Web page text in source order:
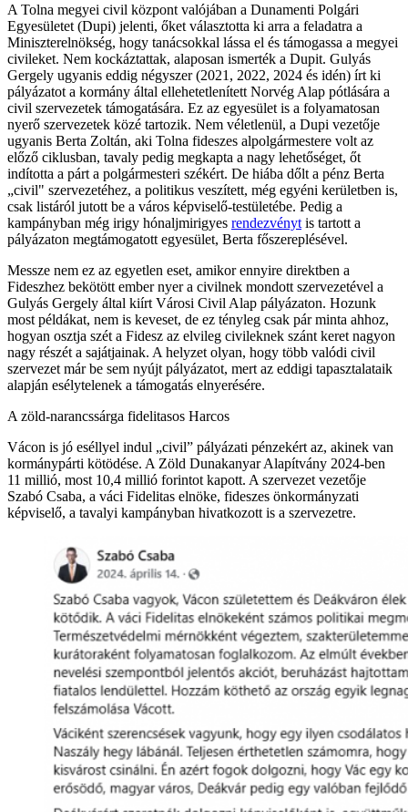
A Tolna megyei civil központ valójában a Dunamenti Polgári
Egyesületet (Dupi) jelenti, őket választotta ki arra a feladatra a
Miniszterelnökség, hogy tanácsokkal lássa el és támogassa a megyei
civileket. Nem kockáztattak, alaposan ismerték a Dupit. Gulyás
Gergely ugyanis eddig négyszer (2021, 2022, 2024 és idén) írt ki
pályázatot a kormány által ellehetetlenített Norvég Alap pótlására a
civil szervezetek támogatására. Ez az egyesület is a folyamatosan
nyerő szervezetek közé tartozik. Nem véletlenül, a Dupi vezetője
ugyanis Berta Zoltán, aki Tolna fideszes alpolgármestere volt az
előző ciklusban, tavaly pedig megkapta a nagy lehetőséget, őt
indította a párt a polgármesteri székért. De hiába dőlt a pénz Berta
„civil" szervezetéhez, a politikus veszített, még egyéni kerületben is,
csak listáról jutott be a város képviselő-testületébe. Pedig a
kampányban még irigy hónaljmirigyes rendezvényt is tartott a
pályázaton megtámogatott egyesület, Berta főszereplésével.
Messze nem ez az egyetlen eset, amikor ennyire direktben a
Fideszhez bekötött ember nyer a civilnek mondott szervezetével a
Gulyás Gergely által kiírt Városi Civil Alap pályázaton. Hozunk
most példákat, nem is keveset, de ez tényleg csak pár minta ahhoz,
hogyan osztja szét a Fidesz az elvileg civileknek szánt keret nagyon
nagy részét a sajátjainak. A helyzet olyan, hogy több valódi civil
szervezet már be sem nyújt pályázatot, mert az eddigi tapasztalataik
alapján esélytelenek a támogatás elnyerésére.
A zöld-narancssárga fidelitasos Harcos
Vácon is jó eséllyel indul „civil” pályázati pénzekért az, akinek van
kormánypárti kötödése. A Zöld Dunakanyar Alapítvány 2024-ben
11 millió, most 10,4 millió forintot kapott. A szervezet vezetője
Szabó Csaba, a váci Fidelitas elnöke, fideszes önkormányzati
képviselő, a tavalyi kampányban hivatkozott is a szervezetre.